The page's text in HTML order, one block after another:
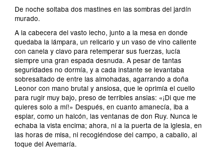
De noche soltaba dos mastines en las sombras del jardín
murado.
A la cabecera del vasto lecho, junto a la mesa en donde
quedaba la lámpara, un relicario y un vaso de vino caliente
con canela y clavo para retemperar sus fuerzas, lucía
siempre una gran espada desnuda. A pesar de tantas
seguridades no dormía, y a cada instante se levantaba
sobresaltado de entre las almohadas, agarrando a doña
Leonor con mano brutal y ansiosa, que le oprimía el cuello
para rugir muy bajo, preso de terribles ansias: «¡Di que me
quieres solo a mí!» Después, en cuanto amanecía, iba a
espiar, como un halcón, las ventanas de don Ruy. Nunca le
echaba la vista encima; ahora, ni a la puerta de la iglesia, en
las horas de misa, ni recogiéndose del campo, a caballo, al
toque del Avemaría.